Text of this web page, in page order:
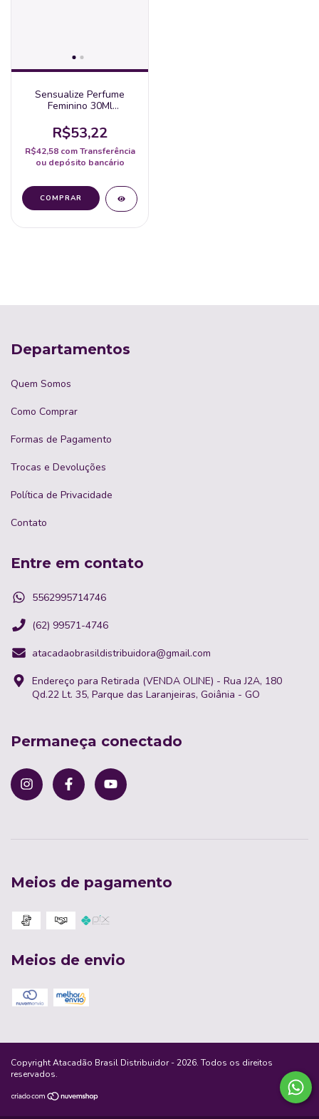
Sensualize Perfume
Feminino 30Ml
R$53,22
R$42,58 com Transferência
ou depósito bancário
Departamentos
Quem Somos
Como Comprar
Formas de Pagamento
Trocas e Devoluções
Política de Privacidade
Contato
Entre em contato
5562995714746
(62) 99571-4746
atacadaobrasildistribuidora@gmail.com
Endereço para Retirada (VENDA OLINE) - Rua J2A, 180
Qd.22 Lt. 35, Parque das Laranjeiras, Goiânia - GO
Permaneça conectado
Meios de pagamento
Meios de envio
Copyright Atacadão Brasil Distribuidor - 2026. Todos os direitos
reservados.